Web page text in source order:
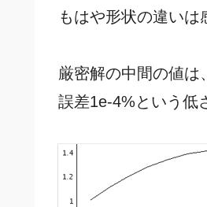
もはや形状の違いは
厳密解の中間の値は
誤差1e-4%という低